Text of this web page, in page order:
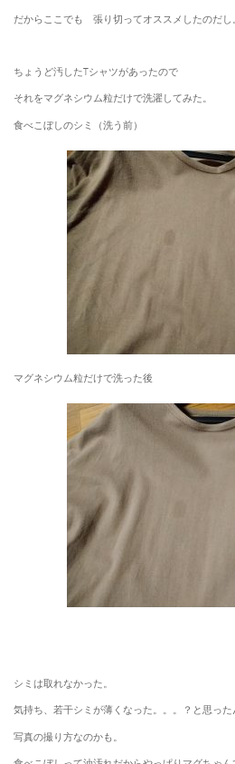
だからここでも 張り切ってオススメしたのだし
ちょうど汚したTシャツがあったので
それをマグネシウム粒だけで洗濯してみた。
食べこぼしのシミ（洗う前）
マグネシウム粒だけで洗った後
シミは取れなかった。
気持ち、若干シミが薄くなった。。。？と思った
写真の撮り方なのかも。